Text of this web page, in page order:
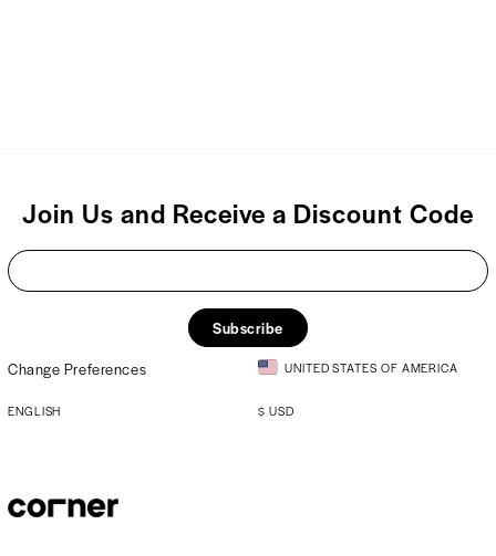
Join Us and Receive a Discount Code
Subscribe
Change Preferences
UNITED STATES OF AMERICA
ENGLISH $ USD